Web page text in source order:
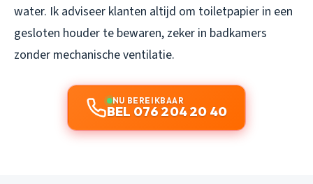
water. Ik adviseer klanten altijd om toiletpapier in een
gesloten houder te bewaren, zeker in badkamers
zonder mechanische ventilatie.
NU BEREIKBAAR
BEL 076 204 20 40